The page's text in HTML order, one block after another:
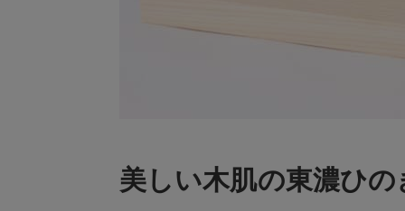
美しい木肌の東濃ひの